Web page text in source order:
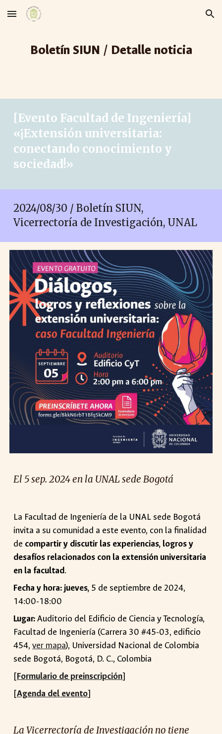
Skip to main content Skip to navigation
Boletín SIUN / Detalle noticia
Evento Facultad de Ingeniería]
«¡Extensión universitaria:
conectando conocimiento y
sociedad!»
2024/08/30 / Boletín SIUN,
Vicerrectoría de Investigación, UNAL
El 5 sep. 2024 en la UNAL sede Bogotá
La Facultad de Ingeniería de la UNAL sede Bogotá
invita a su comunidad a este evento, con la finalidad
de compartir y discutir las experiencias, logros y
desafíos relacionados con la extensión universitaria
en la facultad.
Fecha y hora: jueves, 5 de septiembre de 2024,
14:00-18:00
Lugar:Auditorio del Edificio de Ciencia y Tecnología,
Facultad de Ingeniería (Carrera 30 #45-03, edificio
454,ver mapa), Universidad Nacional de Colombia
sede Bogotá, Bogotá, D. C., Colombia
[Formulario de preinscripción]
[Agenda del evento]
La Vicerrectoría de Investigación no tiene